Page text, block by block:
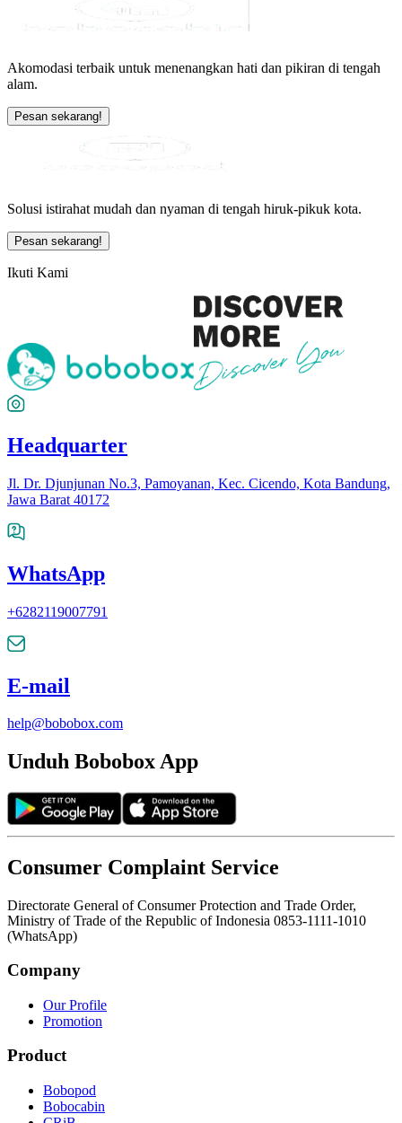
Akomodasi terbaik untuk menenangkan hati dan pikiran di tengah
alam.
Pesan sekarang!
Solusi istirahat mudah dan nyaman di tengah hiruk-pikuk kota.
Pesan sekarang!
Ikuti Kami
Headquarter
Jl. Dr. Djunjunan No.3, Pamoyanan, Kec. Cicendo, Kota Bandung,
Jawa Barat 40172
WhatsApp
+6282119007791
E-mail
help@bobobox.com
Unduh Bobobox App
Consumer Complaint Service
Directorate General of Consumer Protection and Trade Order,
Ministry of Trade of the Republic of Indonesia 0853-1111-1010
(WhatsApp)
Company
Our Profile
Promotion
Product
Bobopod
Bobocabin